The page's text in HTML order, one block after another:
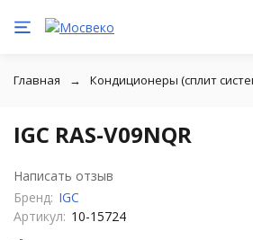
Главная Кондиционеры (сплит
IGC RAS-V09NQR
Написать отзыв
Бренд: IGC
Артикул: 10-15724